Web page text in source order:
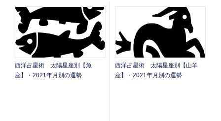
西洋占星術 太陽星座別【魚
座】・2021年月別の運勢
西洋占星術 太陽星座別【山羊
座】・2021年月別の運勢